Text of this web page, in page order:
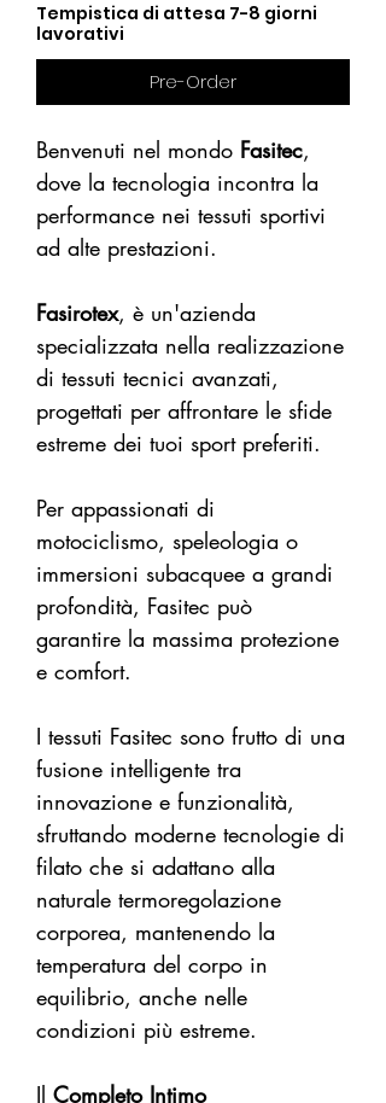
Tempistica di attesa 7-8 giorni
lavorativi
Pre-Order
Benvenuti nel mondo Fasitec,
dove la tecnologia incontra la
performance nei tessuti sportivi
ad alte prestazioni.
Fasirotex, è un'azienda
specializzata nella realizzazione
di tessuti tecnici avanzati,
progettati per affrontare le sfide
estreme dei tuoi sport preferiti.
Per appassionati di
motociclismo, speleologia o
immersioni subacquee a grandi
profondità, Fasitec può
garantire la massima protezione
e comfort.
I tessuti Fasitec sono frutto di una
fusione intelligente tra
innovazione e funzionalità,
sfruttando moderne tecnologie di
filato che si adattano alla
naturale termoregolazione
corporea, mantenendo la
temperatura del corpo in
equilibrio, anche nelle
condizioni più estreme.
Il Completo Intimo